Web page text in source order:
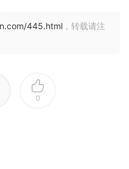
445.html ，转载请注
0